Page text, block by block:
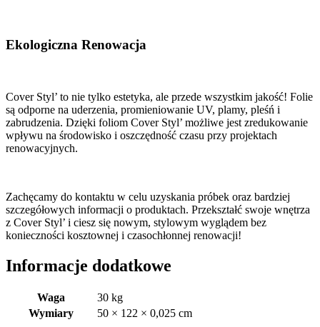
Ekologiczna Renowacja
Cover Styl’ to nie tylko estetyka, ale przede wszystkim jakość! Folie
są odporne na uderzenia, promieniowanie UV, plamy, pleśń i
zabrudzenia. Dzięki foliom Cover Styl’ możliwe jest zredukowanie
wpływu na środowisko i oszczędność czasu przy projektach
renowacyjnych.
Zachęcamy do kontaktu w celu uzyskania próbek oraz bardziej
szczegółowych informacji o produktach. Przekształć swoje wnętrza
z Cover Styl’ i ciesz się nowym, stylowym wyglądem bez
konieczności kosztownej i czasochłonnej renowacji!
Informacje dodatkowe
Waga
30 kg
Wymiary
50 × 122 × 0,025 cm